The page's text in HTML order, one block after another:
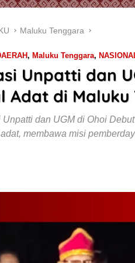
Maluku Tenggara
, Maluku Tenggara,
Unpatti dan
Adat di Maluku
dan UGM di Ohoi
membawa misi